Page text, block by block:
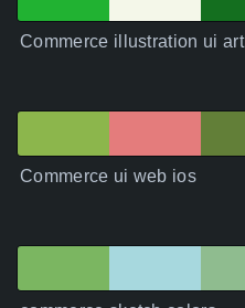
Commerce illustration ui art
Commerce ui web ios